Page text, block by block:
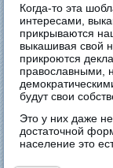
Когда-то эта
интересами,
прикрываются
выкашивая свой
прикроются
православными,
будут свои
Это у них даже
достаточной
население это